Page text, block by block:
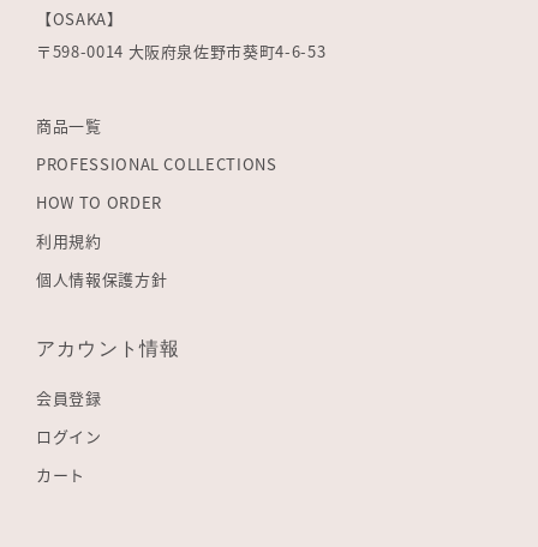
【OSAKA】
〒598-0014 大阪府泉佐野市葵町4-6-53
商品一覧
PROFESSIONAL COLLECTIONS
HOW TO ORDER
利用規約
個人情報保護方針
アカウント情報
会員登録
ログイン
カート